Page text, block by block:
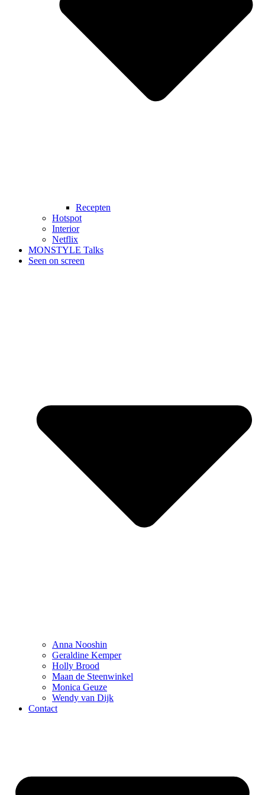
Recepten
Hotspot
Interior
Netflix
MONSTYLE Talks
Seen on screen
Anna Nooshin
Geraldine Kemper
Holly Brood
Maan de Steenwinkel
Monica Geuze
Wendy van Dijk
Contact